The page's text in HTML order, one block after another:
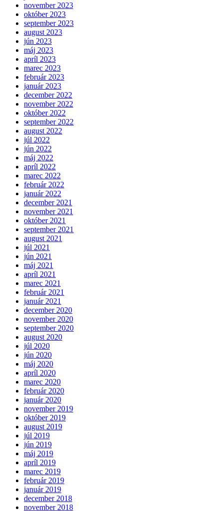
november 2023
október 2023
september 2023
august 2023
jún 2023
máj 2023
apríl 2023
marec 2023
február 2023
január 2023
december 2022
november 2022
október 2022
september 2022
august 2022
júl 2022
jún 2022
máj 2022
apríl 2022
marec 2022
február 2022
január 2022
december 2021
november 2021
október 2021
september 2021
august 2021
júl 2021
jún 2021
máj 2021
apríl 2021
marec 2021
február 2021
január 2021
december 2020
november 2020
september 2020
august 2020
júl 2020
jún 2020
máj 2020
apríl 2020
marec 2020
február 2020
január 2020
november 2019
október 2019
august 2019
júl 2019
jún 2019
máj 2019
apríl 2019
marec 2019
február 2019
január 2019
december 2018
november 2018